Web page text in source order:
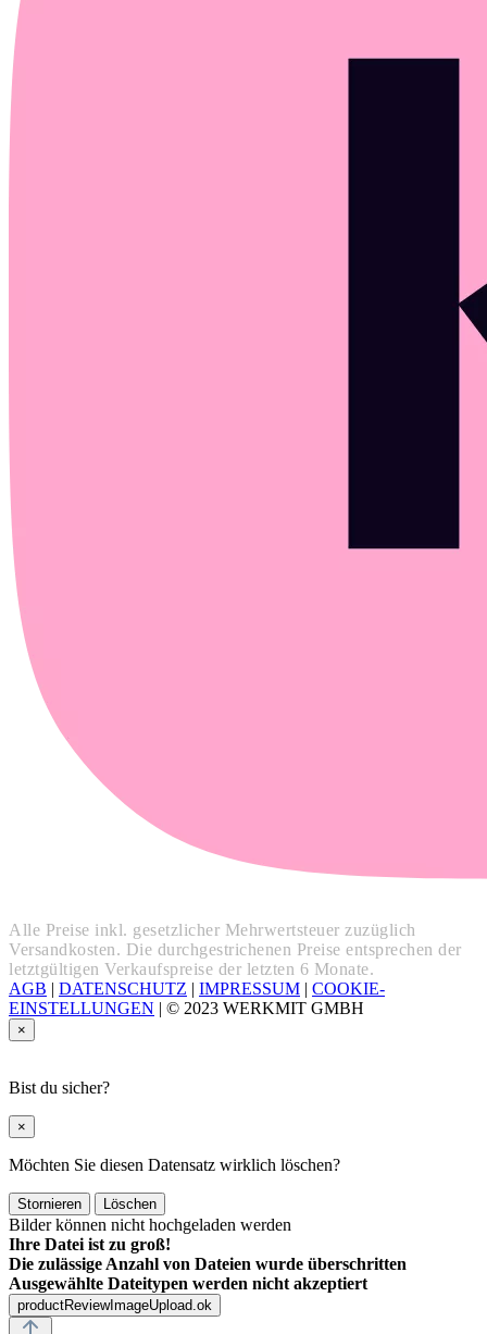
Alle Preise inkl. gesetzlicher Mehrwertsteuer zuzüglich
Versandkosten. Die durchgestrichenen Preise entsprechen der
letztgültigen Verkaufspreise der letzten 6 Monate.
AGB | DATENSCHUTZ | IMPRESSUM | COOKIE-
EINSTELLUNGEN | © 2023 WERKMIT GMBH
×
Bist du sicher?
×
Möchten Sie diesen Datensatz wirklich löschen?
Stornieren Löschen
Bilder können nicht hochgeladen werden
Ihre Datei ist zu groß!
Die zulässige Anzahl von Dateien wurde überschritten
Ausgewählte Dateitypen werden nicht akzeptiert
productReviewImageUpload.ok